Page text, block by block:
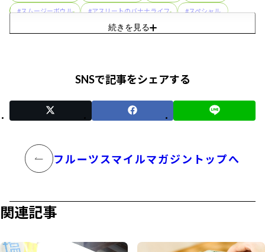
#スムージーボウル #アスリートのバナナライフ #スペシャル
#レシピ #パイナップル
#おやこでつくろう！スマイルおやつ #ディッパーズ
続きを見る
SNSで記事をシェアする
フルーツスマイルマガジントップへ
関連記事